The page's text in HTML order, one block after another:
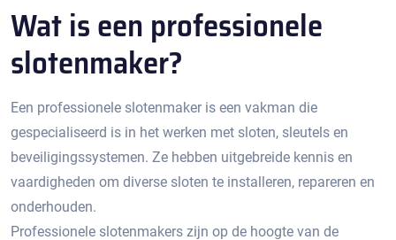
Wat is een professionele
slotenmaker?​
Een professionele slotenmaker is een vakman die
gespecialiseerd is in het werken met sloten, sleutels en
beveiligingssystemen.​ Ze hebben uitgebreide kennis en
vaardigheden om diverse sloten te installeren, repareren en
onderhouden.​
Professionele slotenmakers zijn op de hoogte van de